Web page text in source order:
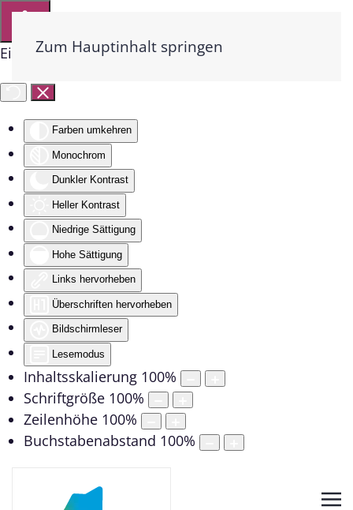
Eingabehilfen öffnen
Farben umkehren
Monochrom
Dunkler Kontrast
Heller Kontrast
Niedrige Sättigung
Hohe Sättigung
Links hervorheben
Überschriften hervorheben
Bildschirmleser
Lesemodus
Inhaltsskalierung 100%
Schriftgröße 100%
Zeilenhöhe 100%
Buchstabenabstand 100%
Zum Hauptinhalt springen